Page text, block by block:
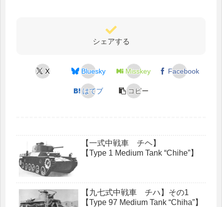
シェアする
X Bluesky Misskey Facebook
はてブ コピー
【一式中戦車 チヘ】
【Type 1 Medium Tank “Chihe”】
【九七式中戦車 チハ】その1
【Type 97 Medium Tank “Chiha”】